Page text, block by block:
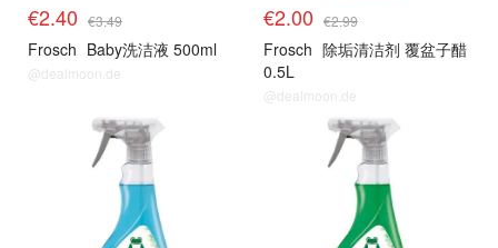
€2.40 €3.49
Frosch Baby洗洁液 500ml
@dealmoon.de
€2.00 €2.99
Frosch 除垢清洁剂 覆盆子醋
0.5L
@dealmoon.de